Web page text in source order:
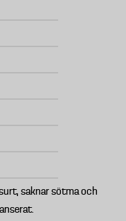
saknar sötma och